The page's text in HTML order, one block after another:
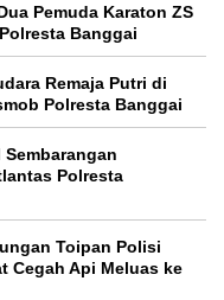
Pemuda Karaton ZS
Banggai
Remaja Putri di
Polresta Banggai
Polresta
Toipan Polisi
Cegah Api Meluas ke